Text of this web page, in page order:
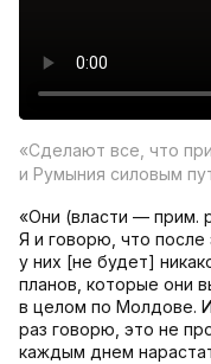
«Сделают все, что
и Румыния силовым
«Они (власти — прим.
Я и говорю, что после
у них [не будет]
планов, которые они
в целом по Молдове.
раз говорю, это не
каждым днем